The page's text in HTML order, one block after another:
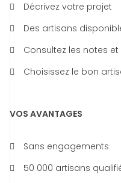
Décrivez votre projet
Des artisans
Consultez les notes et
Choisissez le bon
VOS AVANTAGES
Sans engagements
50 000 artisans